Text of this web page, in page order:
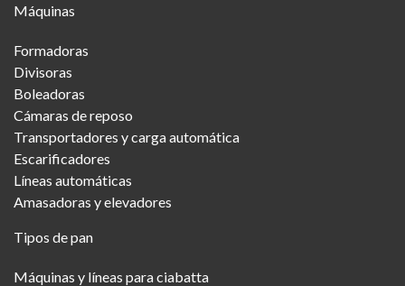
Menu
Máquinas
Formadoras
Divisoras
Boleadoras
Cámaras de reposo
Transportadores y carga automática
Escarificadores
Líneas automáticas
Amasadoras y elevadores
Tipos de pan
Máquinas y líneas para ciabatta